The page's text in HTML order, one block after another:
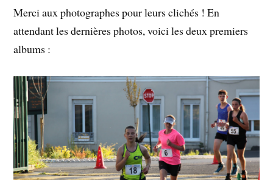
Merci aux photographes pour leurs clichés ! En
attendant les dernières photos, voici les deux premiers
albums :